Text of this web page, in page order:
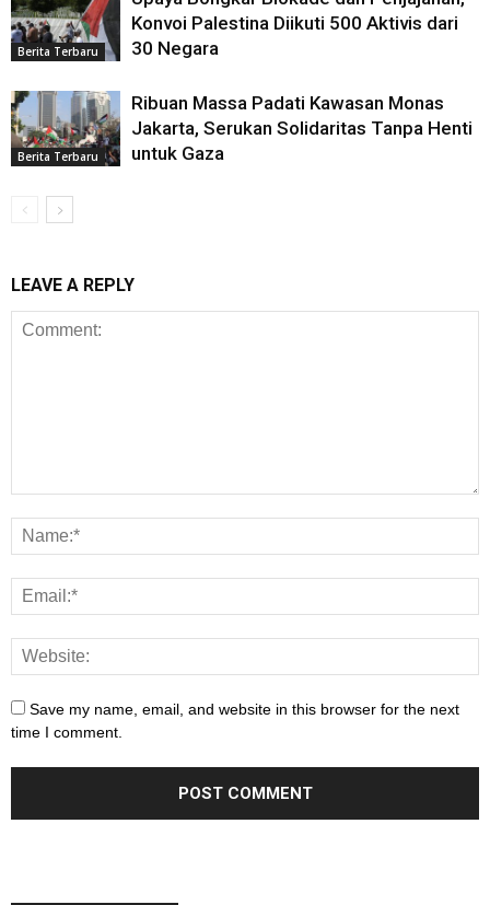
Berita Terbaru
Konvoi Palestina Diikuti 500 Aktivis dari
30 Negara
Berita Terbaru
Ribuan Massa Padati Kawasan Monas
Jakarta, Serukan Solidaritas Tanpa Henti
untuk Gaza
LEAVE A REPLY
Save my name, email, and website in this browser for the next
time I comment.